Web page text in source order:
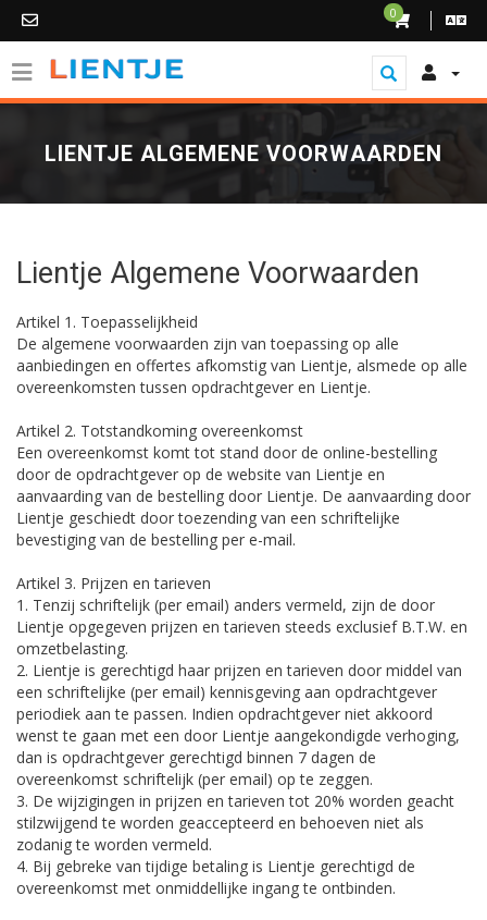
0
LIENTJE ALGEMENE VOORWAARDEN
Lientje Algemene Voorwaarden
Artikel 1. Toepasselijkheid
De algemene voorwaarden zijn van toepassing op alle
aanbiedingen en offertes afkomstig van Lientje, alsmede op alle
overeenkomsten tussen opdrachtgever en Lientje.
Artikel 2. Totstandkoming overeenkomst
Een overeenkomst komt tot stand door de online-bestelling
door de opdrachtgever op de website van Lientje en
aanvaarding van de bestelling door Lientje. De aanvaarding door
Lientje geschiedt door toezending van een schriftelijke
bevestiging van de bestelling per e-mail.
Artikel 3. Prijzen en tarieven
1. Tenzij schriftelijk (per email) anders vermeld, zijn de door
Lientje opgegeven prijzen en tarieven steeds exclusief B.T.W. en
omzetbelasting.
2. Lientje is gerechtigd haar prijzen en tarieven door middel van
een schriftelijke (per email) kennisgeving aan opdrachtgever
periodiek aan te passen. Indien opdrachtgever niet akkoord
wenst te gaan met een door Lientje aangekondigde verhoging,
dan is opdrachtgever gerechtigd binnen 7 dagen de
overeenkomst schriftelijk (per email) op te zeggen.
3. De wijzigingen in prijzen en tarieven tot 20% worden geacht
stilzwijgend te worden geaccepteerd en behoeven niet als
zodanig te worden vermeld.
4. Bij gebreke van tijdige betaling is Lientje gerechtigd de
overeenkomst met onmiddellijke ingang te ontbinden.